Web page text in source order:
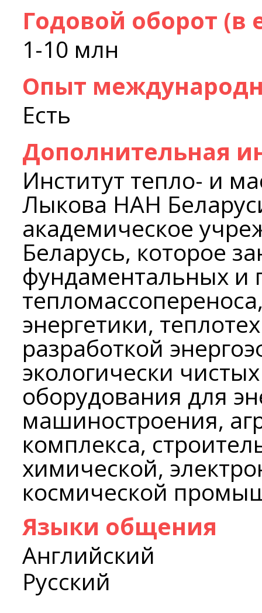
Годовой оборот (в
1-10 млн
Опыт
Есть
Дополнительная
Институт тепло- и
Лыкова НАН
академическое
Беларусь, которое
фундаментальных и
энергетики,
разработкой
экологически
оборудования для
машиностроения,
комплекса,
химической,
космической
Языки общения
Английский
Русский